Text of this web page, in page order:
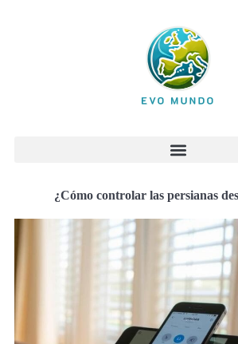
¿Cómo controlar las persianas